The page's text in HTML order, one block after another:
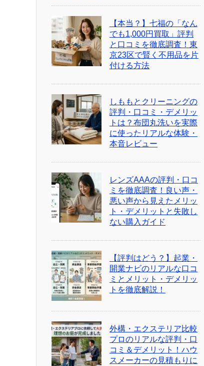
【本当？】七福の「なん
でも1,000円買取」評判
と口コミを徹底調査！東
京23区で賢く不用品を片
付ける方法
しももとクリーニングの
評判・口コミ・デメリッ
トは？布団丸洗いを実際
に使ったリアルな体験・
本音レビュー
レンズAAAの評判・口コ
ミを徹底調査！良い声・
悪い声から見えたメリッ
ト・デメリットと失敗し
ない購入ガイド
【評判はどう？】起業・
開業ナビのリアルな口コ
ミとメリット・デメリッ
トを徹底解説！
外構・エクステリア比較
プロのリアルな評判・口
コミ＆デメリット！ハウ
スメーカーの見積もりに